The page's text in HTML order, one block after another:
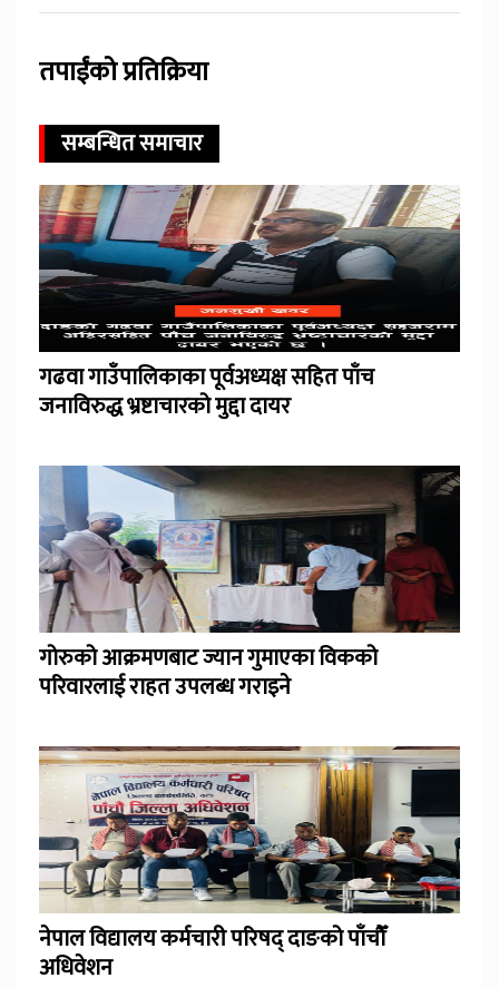
तपाईंको प्रतिक्रिया
सम्बन्धित समाचार
गढवा गाउँपालिकाका पूर्वअध्यक्ष सहित पाँच
जनाविरुद्ध भ्रष्टाचारको मुद्दा दायर
गोरुको आक्रमणबाट ज्यान गुमाएका विकको
परिवारलाई राहत उपलब्ध गराइने
नेपाल विद्यालय कर्मचारी परिषद् दाङको पाँचौँ
अधिवेशन